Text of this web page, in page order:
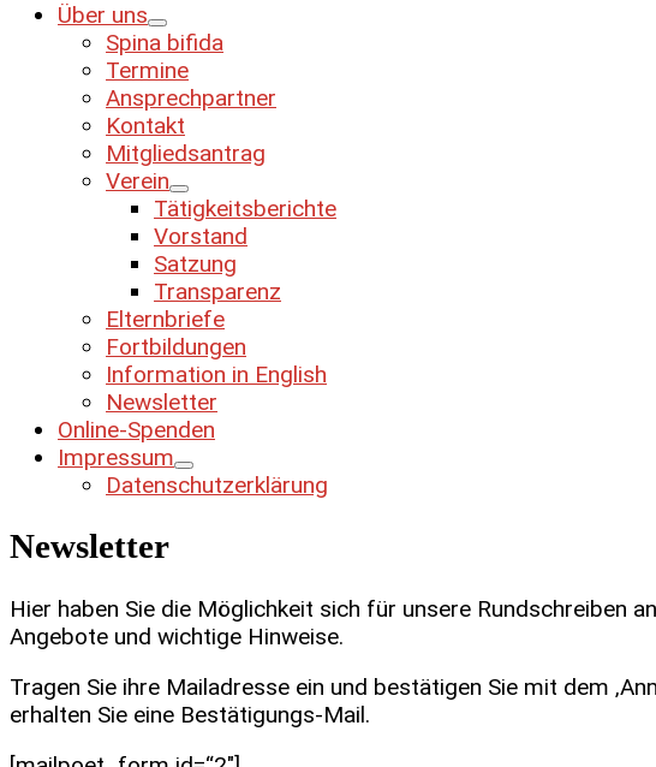
Über uns
Spina bifida
Termine
Ansprechpartner
Kontakt
Mitgliedsantrag
Verein
Tätigkeitsberichte
Vorstand
Satzung
Transparenz
Elternbriefe
Fortbildungen
Information in English
Newsletter
Online-Spenden
Impressum
Datenschutzerklärung
Newsletter
Hier haben Sie die Möglichkeit sich für unsere Rundschreiben
Angebote und wichtige Hinweise.
Tragen Sie ihre Mailadresse ein und bestätigen Sie mit dem
erhalten Sie eine Bestätigungs-Mail.